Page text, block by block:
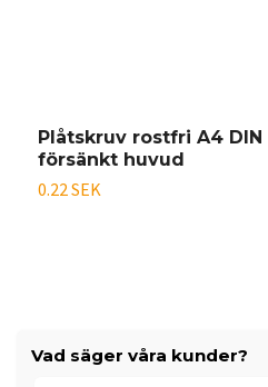
Vad säger våra kunder?
Plåtskruv rostfri A4
försänkt huvud
0.22 SEK